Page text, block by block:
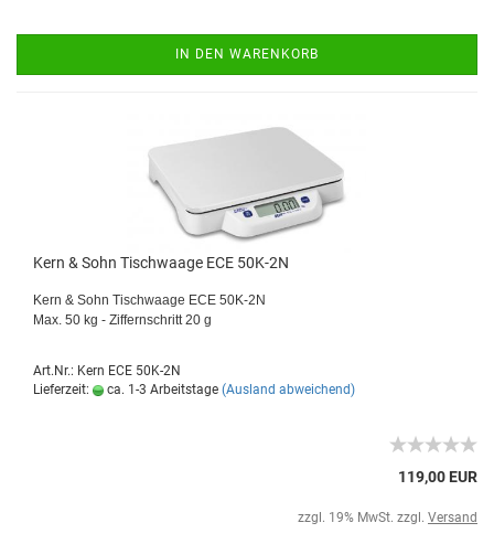
IN DEN WARENKORB
Kern & Sohn Tischwaage ECE 50K-2N
Kern & Sohn Tischwaage ECE 50K-2N
Max. 50 kg - Ziffernschritt 20 g
Art.Nr.: Kern ECE 50K-2N
Lieferzeit:
ca. 1-3 Arbeitstage (Ausland abweichend)
119,00 EUR
zzgl. 19% MwSt. zzgl. Versand